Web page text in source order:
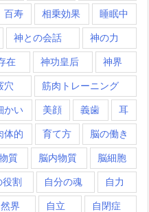
百寿 相乗効果 睡眠中
神との会話 神の力
在 神功皇后 神界
穴 筋肉トレーニング
かい 美顔 義歯 耳
体的 育て方 脳の働き
質 脳内物質 脳細胞
役割 自分の魂 自力
界 自立 自閉症